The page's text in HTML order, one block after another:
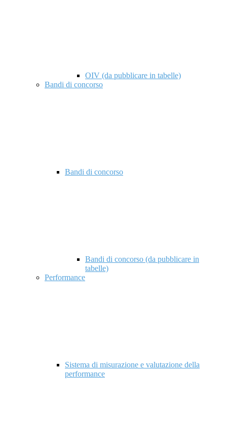
OIV (da pubblicare in tabelle)
Bandi di concorso
Bandi di concorso
Bandi di concorso (da pubblicare in
tabelle)
Performance
Sistema di misurazione e valutazione della
performance